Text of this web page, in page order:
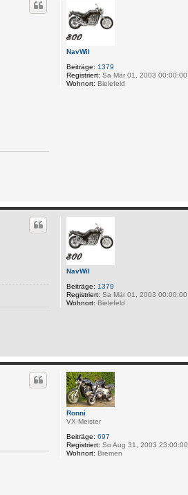
NavWil
Beiträge: 1379
Registriert: Sa Mär 01, 2003 00:00:00
Wohnort: Bielefeld
NavWil
Beiträge: 1379
Registriert: Sa Mär 01, 2003 00:00:00
Wohnort: Bielefeld
Ronni
VX-Meister
Beiträge: 697
Registriert: So Aug 31, 2003 23:00:00
Wohnort: Bremen